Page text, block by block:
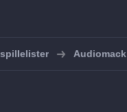
Audiomack